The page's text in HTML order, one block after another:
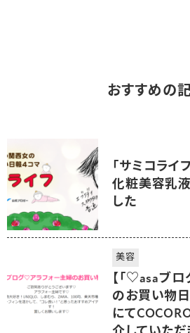
おすすめの
「サミコライ
化粧美容乳
した
美容
【「♡asaブ
のお買い物
にて